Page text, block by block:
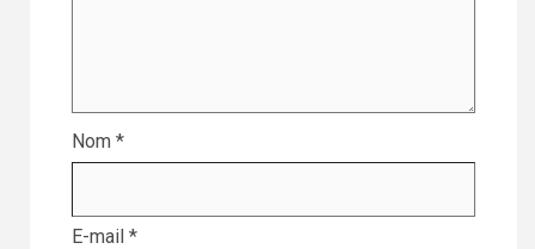
Nom *
E-mail *